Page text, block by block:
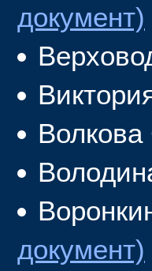
документ)
документ)